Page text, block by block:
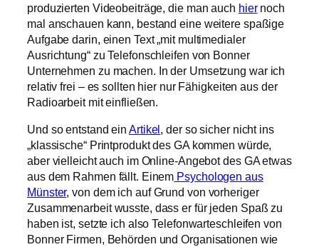
produzierten Videobeiträge, die man auch hiernoch
mal anschauen kann, bestand eine weitere spaßige
Aufgabe darin, einen Text „mit multimedialer
Ausrichtung“ zu Telefonschleifen von Bonner
Unternehmen zu machen. In der Umsetzung war ich
relativ frei – es sollten hier nur Fähigkeiten aus der
Radioarbeit mit einfließen.
Und so entstand ein Artikel, der so sicher nicht ins
„klassische“ Printprodukt des GA kommen würde,
aber vielleicht auch im Online-Angebot des GA etwas
aus dem Rahmen fällt. Einem Psychologen aus
Münster, von dem ich auf Grund von vorheriger
Zusammenarbeit wusste, dass er für jeden Spaß zu
haben ist, setzte ich also Telefonwarteschleifen von
Bonner Firmen, Behörden und Organisationen wie